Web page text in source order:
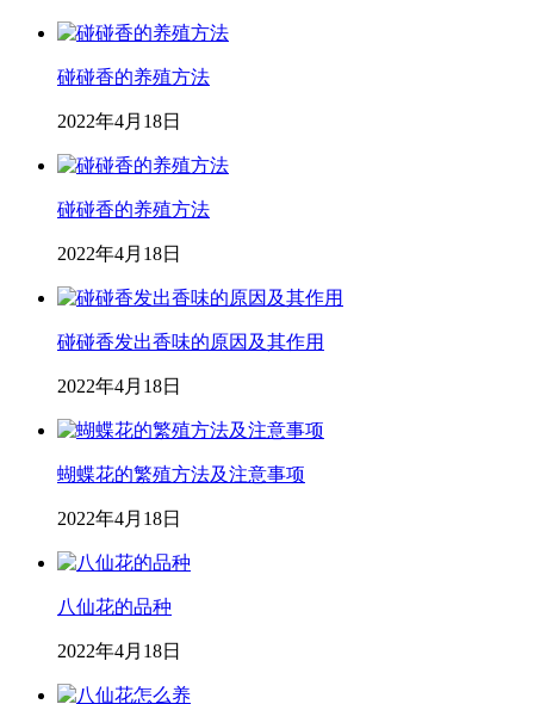
碰碰香的养殖方法
2022年4月18日
碰碰香的养殖方法
2022年4月18日
碰碰香发出香味的原因及其作用
2022年4月18日
蝴蝶花的繁殖方法及注意事项
2022年4月18日
八仙花的品种
2022年4月18日